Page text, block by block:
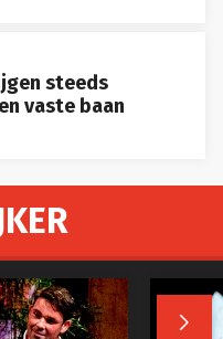
steeds
vaste baan
